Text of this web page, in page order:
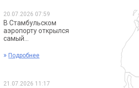
20.07.2026 07:59
В Стамбульском
аэропорту открылся
самый...
» Подробнее
21.07.2026 11:17